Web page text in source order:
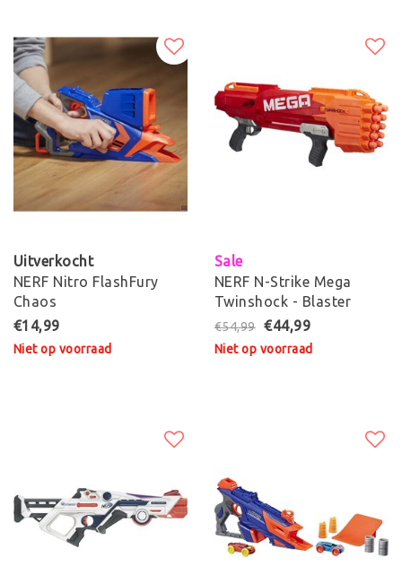
Uitverkocht
NERF Nitro FlashFury
Chaos
€14,99
Niet op voorraad
Sale
NERF N-Strike Mega
Twinshock - Blaster
€54,99 €44,99
Niet op voorraad